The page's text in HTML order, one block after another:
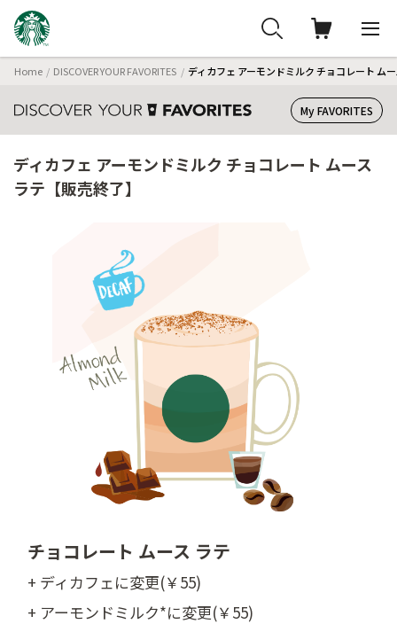
Home DISCOVER YOUR FAVORITES ディカフェ アーモンドミルク チョコレート ム
My FAVORITES
ディカフェ アーモンドミルク チョコレート ムース
ラテ【販売終了】
チョコレート ムース ラテ
+ ディカフェに変更(￥55)
+ アーモンドミルク*に変更(￥55)